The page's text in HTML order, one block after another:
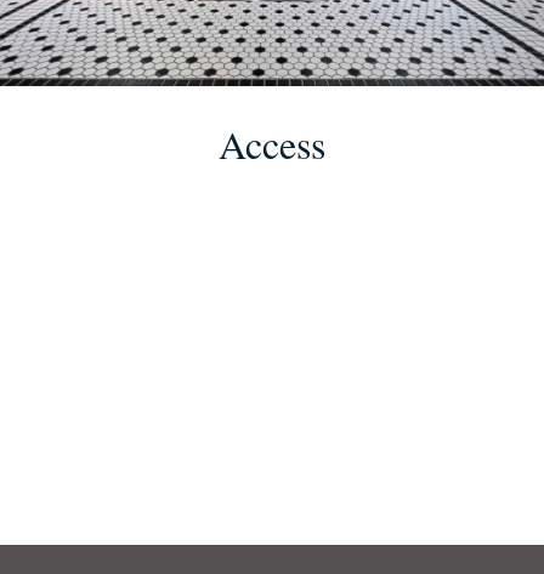
Access